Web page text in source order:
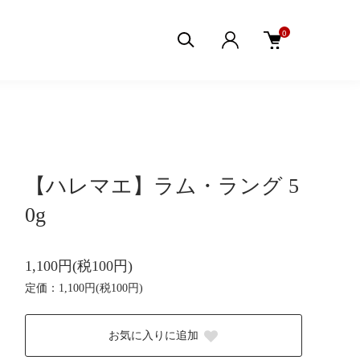
0
【ハレマエ】ラム・ラング 5
0g
1,100円(税100円)
定価：1,100円(税100円)
お気に入りに追加